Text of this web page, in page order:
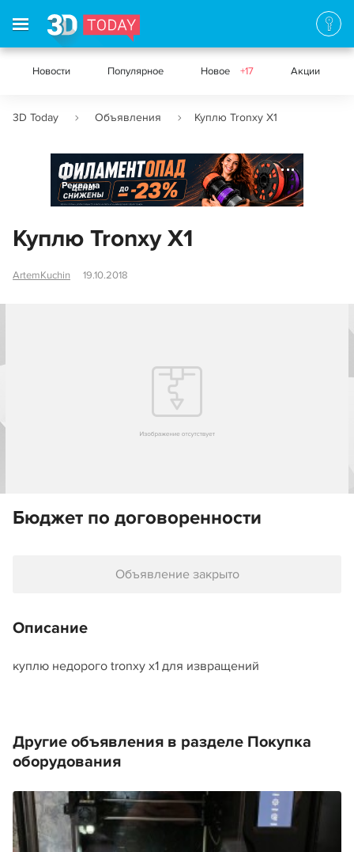
Новости Популярное Новое +17 Акции
3D Today Объявления Куплю Tronxy X1
Реклама
Куплю Tronxy X1
ArtemKuchin 19.10.2018
Бюджет по договоренности
Объявление закрыто
Описание
куплю недорого tronxy x1 для извращений
Другие объявления в разделе Покупка
оборудования